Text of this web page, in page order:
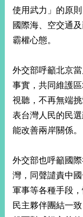
新
中
外
交
資
訊
國
地
區
國
際
傳
使用武力」的原
國際海、空交通
霸權心態。
外交部呼籲北京
事實，共同維護
視聽，不再無端
表台灣人民的民
能改善兩岸關係。
外交部也呼籲國
灣，同聲譴責中
軍事等各種手段
民主夥伴團結一